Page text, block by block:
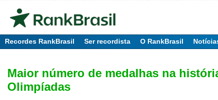
Recordes RankBrasil Ser recordista O RankBrasil
Maior número de medalhas na
Olimpíadas